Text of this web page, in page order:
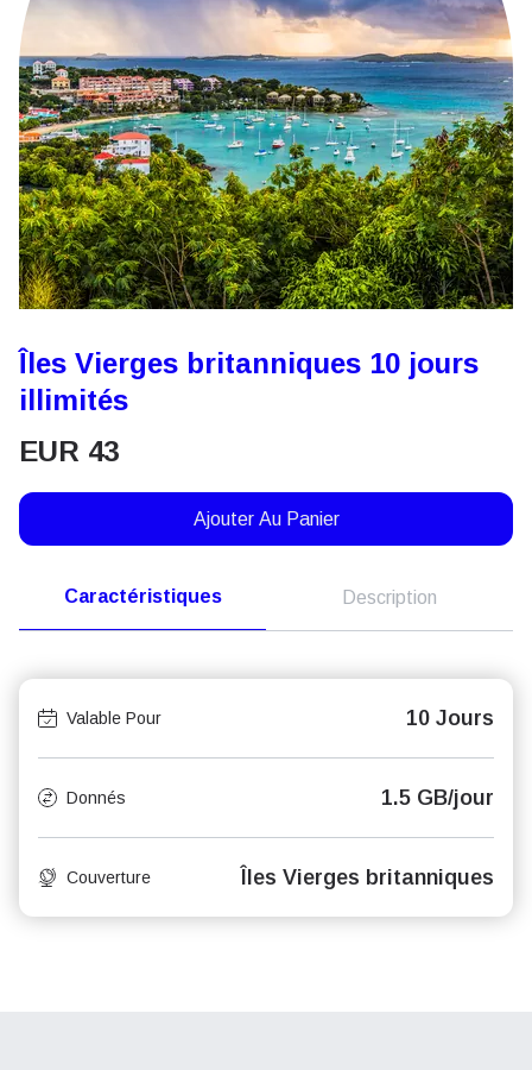
Îles Vierges britanniques 10 jours
illimités
EUR 43
Ajouter Au Panier
Caractéristiques Description
Valable Pour 10 Jours
Donnés 1.5 GB/jour
Couverture Îles Vierges britanniques